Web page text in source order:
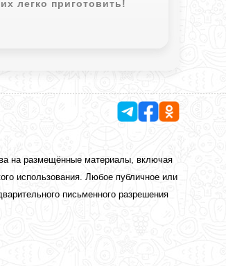
легко приготовить!
на размещённые материалы, включая
использования. Любое публичное или
письменного разрешения